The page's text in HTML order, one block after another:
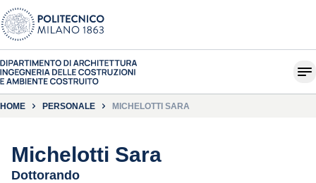
HOME PERSONALE MICHELOTTI SARA
Michelotti Sara
Dottorando